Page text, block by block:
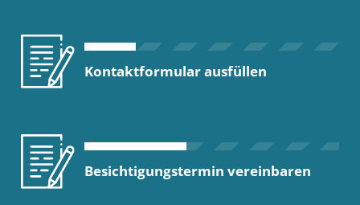
Kontaktformular ausfüllen
Besichtigungstermin vereinbaren